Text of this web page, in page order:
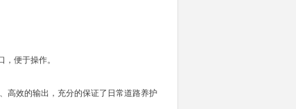
便于操作。
高效的输出，充分的保证了日常道路养护